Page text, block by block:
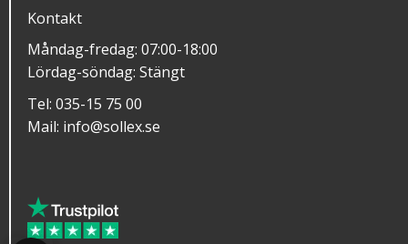
Kontakt
Måndag-fredag: 07:00-18:00
Lördag-söndag: Stängt
Tel: 035-15 75 00
Mail: info@sollex.se